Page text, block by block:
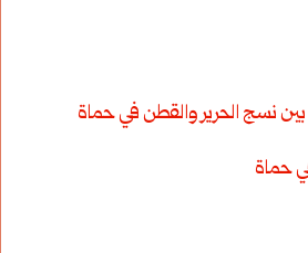
نسج الحرير والقطن في حماة
حماة